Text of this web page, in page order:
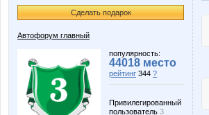
Сделать подарок
Автофорум главный
популярность:
44018 место
рейтинг 344 ?
Привилегированный
пользователь 3